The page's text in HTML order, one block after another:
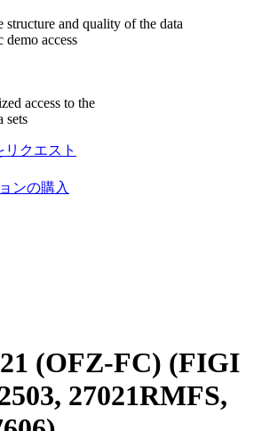
structure and quality of the data
demo access
access to the
sets
リクエスト
ンの購入
(OFZ-FC) (FIGI
27021RMFS,